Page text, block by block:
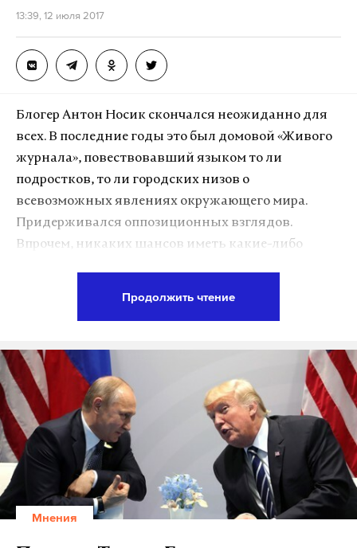
13:39, 12 июля 2017
Блогер Антон Носик скончался неожиданно для
всех. В последние годы это был домовой «Живого
журнала», повествовавший языком то ли
подростков, то ли городских низов о
всевозможных явлениях окружающего мира.
Придерживался оппозиционных взглядов.
Впрочем, никаких шансов иметь какие-либо
оппозиция. Создавал он, скорее, впечатление
скучающего эпатажного богача, у которого всё в
прошлом и есть бездна времени на ведение блога.
Удивительно, но со своим желанием как можно
сильнее поддеть почтеннейшую публику блогер
Носик стал одним из очень немногих, кто
исхитрился-таки перегнуть палку и нарваться на
штраф. И тогда он совершенно аутентично
Продолжить чтение
Мнения